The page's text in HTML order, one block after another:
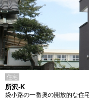
住宅
所沢-K
袋小路の一番奥の開放的な住